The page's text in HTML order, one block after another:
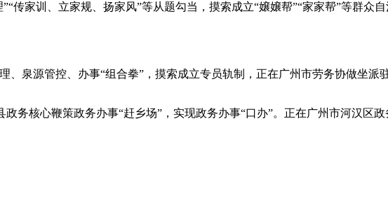
家训、立家规、扬家风”等从题勾当，摸索成立“嬢嬢帮”“家家帮”等群众
泉源管控、办事“组合拳”，摸索成立专员轨制，正在广州市劳务协做坐派驻
核心鞭策政务办事“赶乡场”，实现政务办事“口办”。正在广州市河汉区政